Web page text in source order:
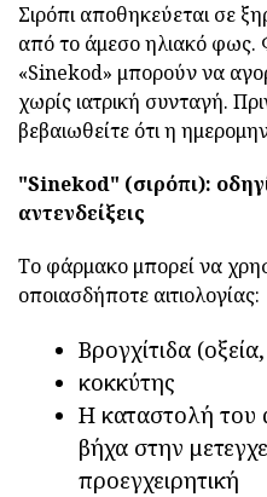
Σιρόπι αποθηκεύεται σε
από το άμεσο ηλιακό φως.
«Sinekod» μπορούν να
χωρίς ιατρική συνταγή.
βεβαιωθείτε ότι η
"Sinekod" (σιρόπι):
αντενδείξεις
Το φάρμακο μπορεί να
οποιασδήποτε αιτιολογίας:
Βρογχίτιδα
κοκκύτης
Η καταστολή του
βήχα στην
προεγχειρητική